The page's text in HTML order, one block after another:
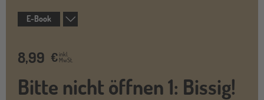
E-Book
8,99 € inkl.
MwSt.
Bitte nicht öffnen 1: Bissig!